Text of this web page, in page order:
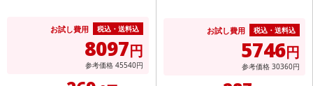
お試し費用 税込・送料込
8097円
参考価格 45540円
お試し費用 税込・送料込
5746円
参考価格 30360円